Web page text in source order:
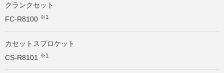
クランクセット
FC-R8100 ※1
カセットスプロケット
CS-R8101
※1